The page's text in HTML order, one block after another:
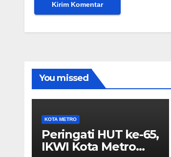
You missed
KOTA METRO
Peringati HUT ke-65,
IKWI Kota Metro